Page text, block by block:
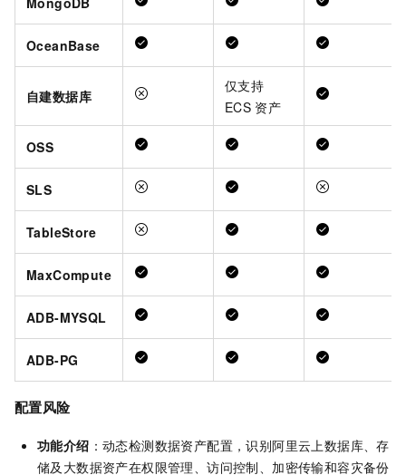
OceanBase
自建数据库
仅支持
ECS 资产
OSS
SLS
TableStore
MaxCompute
ADB-MYSQL
ADB-PG
配置风险
功能介绍 ：动态检测数据资产配置，识别阿里云上数据库、存
储及大数据资产在权限管理、访问控制、加密传输和容灾备份